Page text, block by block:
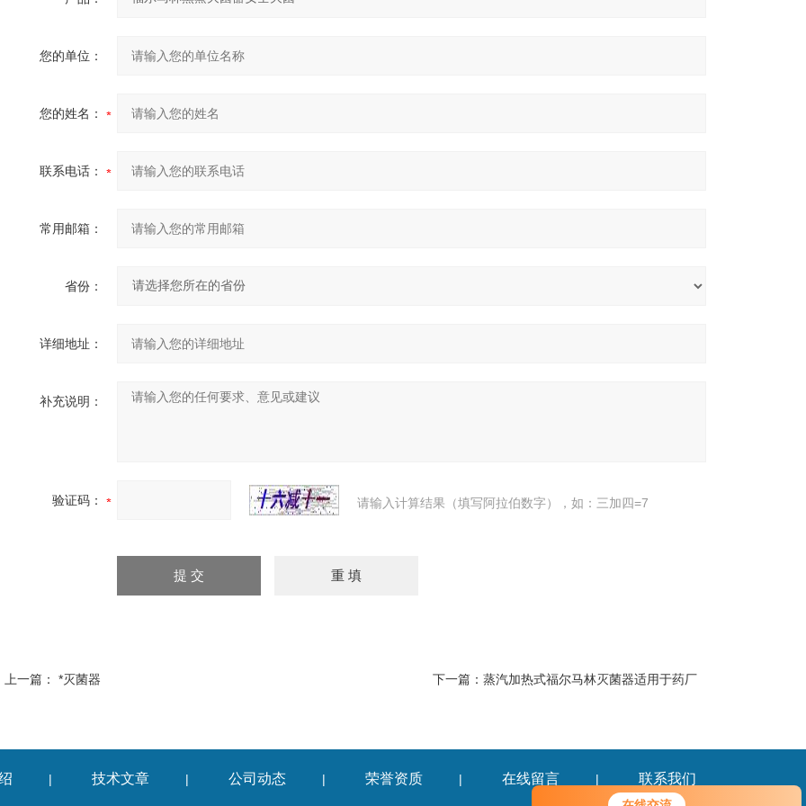
您的单位：
您的姓名：
联系电话：
常用邮箱：
省份：
详细地址：
补充说明：
验证码： 请输入计算结果（填写阿拉伯数字），如：三加四=7
上一篇： *灭菌器 下一篇： 蒸汽加热式福尔马林灭菌器适用于药厂
| 技术文章 | 公司动态 | 荣誉资质 | 在线留言 | 联系我们